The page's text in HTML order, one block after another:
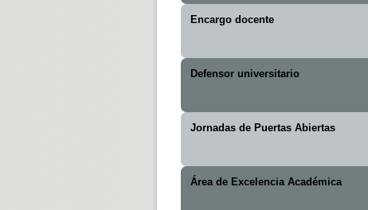
Encargo docente
Defensor universitario
Jornadas de Puertas Abiertas
Área de Excelencia Académica